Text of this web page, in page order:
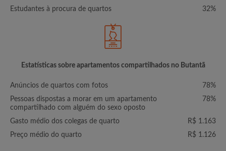
Estudantes à procura de quartos
32%
Estatísticas sobre apartamentos compartilhados no Butantã
Anúncios de quartos com fotos
78%
Pessoas dispostas a morar em um apartamento
compartilhado com alguém do sexo oposto
78%
Gasto médio dos colegas de quarto
R$ 1.163
Preço médio do quarto
R$ 1.126